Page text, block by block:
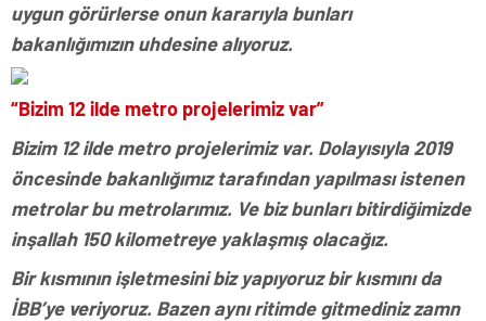
uygun görürlerse onun kararıyla bunları
bakanlığımızın uhdesine alıyoruz.
“Bizim 12 ilde metro projelerimiz var”
Bizim 12 ilde metro projelerimiz var. Dolayısıyla 2019
öncesinde bakanlığımız tarafından yapılması istenen
metrolar bu metrolarımız. Ve biz bunları bitirdiğimizde
inşallah 150 kilometreye yaklaşmış olacağız.
Bir kısmının işletmesini biz yapıyoruz bir kısmını da
İBB’ye veriyoruz. Bazen aynı ritimde gitmediniz zamn